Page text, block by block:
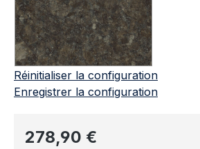
Réinitialiser la configuration
Enregistrer la configuration
Prix régulier :
278,90 €